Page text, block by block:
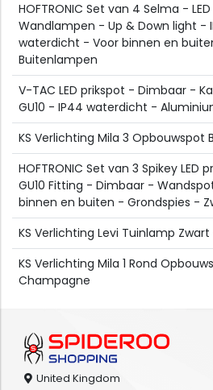
HOFTRONIC Set van 4 Selma - LED
Wandlampen - Up & Down light -
waterdicht - Voor binnen en
Buitenlampen
V-TAC LED prikspot - Dimbaar -
GU10 - IP44 waterdicht -
KS Verlichting Mila 3 Opbouwspot
HOFTRONIC Set van 3 Spikey LED
GU10 Fitting - Dimbaar -
binnen en buiten - Grondspies -
KS Verlichting Levi Tuinlamp
KS Verlichting Mila 1 Rond
Champagne
United Kingdom